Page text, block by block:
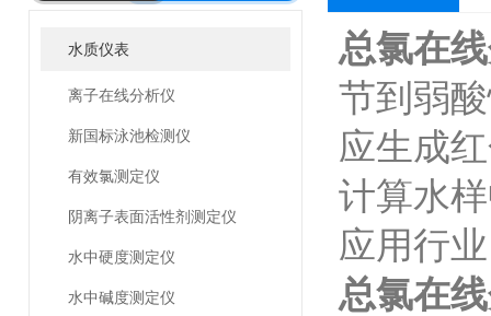
水质仪表
离子在线分析仪
新国标泳池检测仪
有效氯测定仪
阴离子表面活性剂测定仪
水中硬度测定仪
水中碱度测定仪
总氯在
节到弱
应生成
计算水
应用行
总氯在